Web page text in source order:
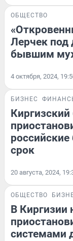
ОБЩЕСТВО
Лерчек под
бывшим
4 октября, 2024,
БИЗНЕС
срок
20 августа, 2024,
ОБЩЕСТВО
В Киргизии
системами